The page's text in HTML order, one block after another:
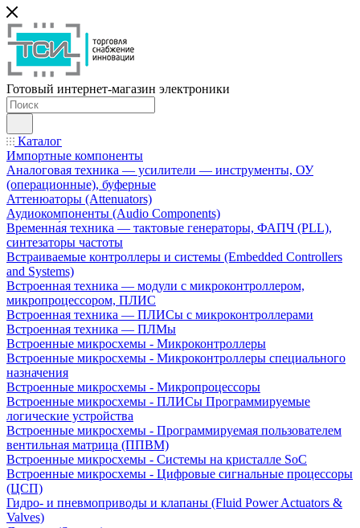
Готовый интернет-магазин электроники
Каталог
Импортные компоненты
Аналоговая техника — усилители — инструменты, ОУ
(операционные), буферные
Аттенюаторы (Attenuators)
Аудиокомпоненты (Audio Components)
Временна́я техника — тактовые генераторы, ФАПЧ (PLL),
синтезаторы частоты
Встраиваемые контроллеры и системы (Embedded Controllers
and Systems)
Встроенная техника — модули с микроконтроллером,
микропроцессором, ПЛИС
Встроенная техника — ПЛИСы с микроконтроллерами
Встроенная техника — ПЛМы
Встроенные микросхемы - Микроконтроллеры
Встроенные микросхемы - Микроконтроллеры специального
назначения
Встроенные микросхемы - Микропроцессоры
Встроенные микросхемы - ПЛИСы Программируемые
логические устройства
Встроенные микросхемы - Программируемая пользователем
вентильная матрица (ППВМ)
Встроенные микросхемы - Системы на кристалле SoC
Встроенные микросхемы - Цифровые сигнальные процессоры
(ЦСП)
Гидро- и пневмоприводы и клапаны (Fluid Power Actuators &
Valves)